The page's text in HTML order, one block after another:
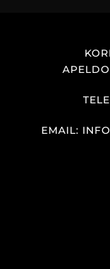
EMAIL: